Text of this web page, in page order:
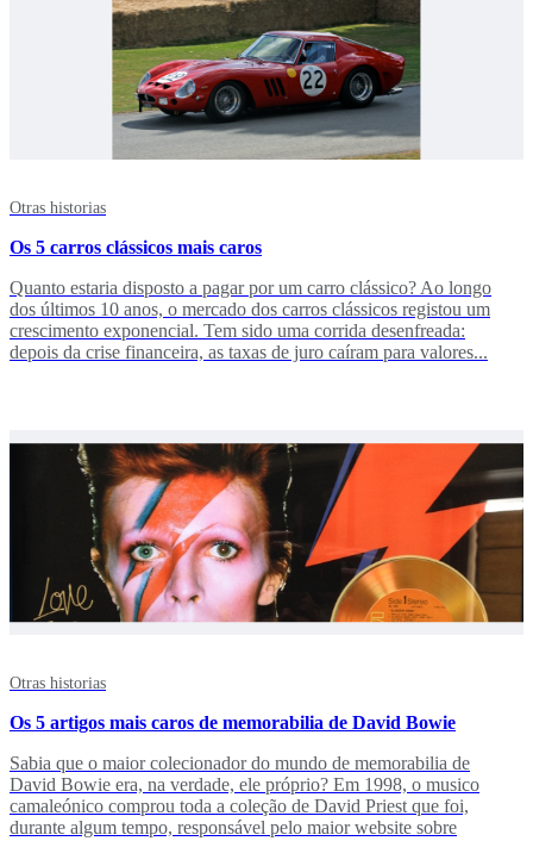
Otras historias
Os 5 carros clássicos mais caros
Quanto estaria disposto a pagar por um carro clássico? Ao longo
dos últimos 10 anos, o mercado dos carros clássicos registou um
crescimento exponencial. Tem sido uma corrida desenfreada:
depois da crise financeira, as taxas de juro caíram para valores...
Otras historias
Os 5 artigos mais caros de memorabilia de David Bowie
Sabia que o maior colecionador do mundo de memorabilia de
David Bowie era, na verdade, ele próprio? Em 1998, o musico
camaleónico comprou toda a coleção de David Priest que foi,
durante algum tempo, responsável pelo maior website sobre